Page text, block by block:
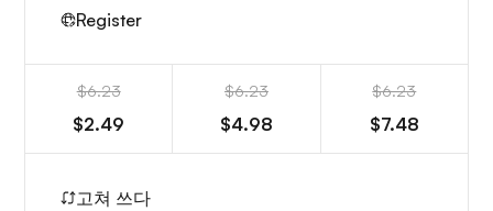
Register
$6.23
$2.49
$6.23
$4.98
$6.23
$7.48
고쳐 쓰다